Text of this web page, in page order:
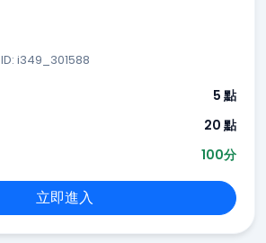
ID: i349_301588
5 點
20 點
100分
立即進入